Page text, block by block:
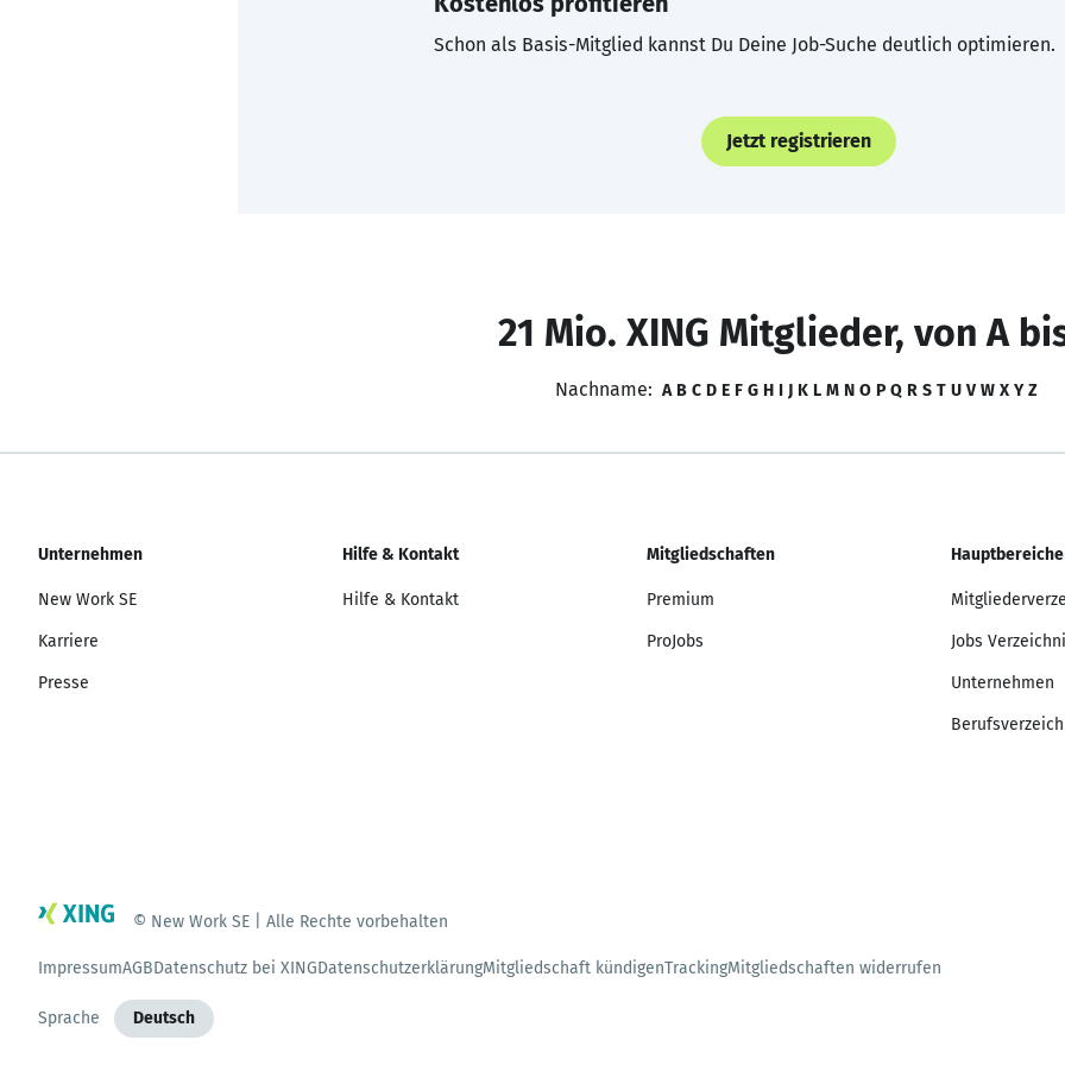
Schon als Basis-Mitglied kannst Du Deine Job-Suche deutlich optimieren.
Jetzt registrieren
21 Mio. XING Mitglieder, von A
Nachname: A B C D E F G H I J K L M N O P Q R S T U V W X Y Z
Unternehmen
New Work SE
Karriere
Presse
Hilfe & Kontakt
Hilfe & Kontakt
Mitgliedschaften
Premium
ProJobs
Hauptbereiche
Jobs
Unternehmen
© New Work SE | Alle Rechte vorbehalten
ImpressumAGBDatenschutz bei XINGDatenschutzerklärungMitgliedschaft kündigenTrackingMitgliedschaften widerrufen
Sprache Deutsch